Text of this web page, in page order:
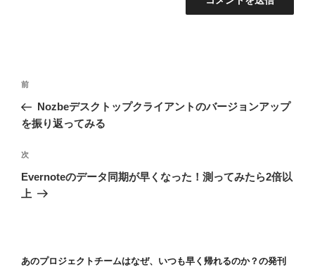
投
ナ
ゲ
ー
シ
前
の
投
前
Nozbeデスクトップクライアントのバージョンアップ
を振り返ってみる
次
の
投
次
Evernoteのデータ同期が早くなった！測ってみたら2倍以
上
あのプロジェクトチームはなぜ、いつも早く帰れるのか？の発刊